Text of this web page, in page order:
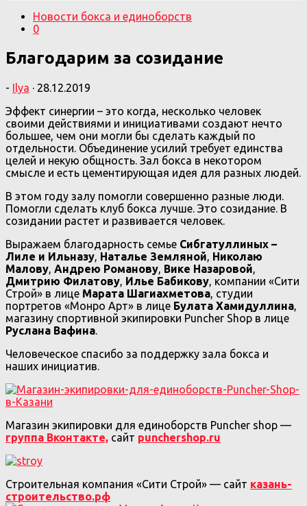
Новости бокса и единоборств
0
Благодарим за созидание
- Ilya · 28.12.2019
Эффект синергии – это когда, несколько человек
своими действиями и инициативами создают нечто
большее, чем они могли бы сделать каждый по
отдельности. Объединение усилий требует единства
целей и некую общность. Зал бокса в некотором
смысле и есть цементирующая идея для разных людей.
В этом году залу помогли совершенно разные люди.
Помогли сделать клуб бокса лучше. Это созидание. В
созидании растет и развивается человек.
Выражаем благодарность семье Сибгатуллиных –
Лиле и Ильназу, Наталье Земляной, Николаю
Малову, Андрею Романову, Вике Назаровой,
Дмитрию Филатову, Илье Бабикову, компании «Сити
Строй» в лице Марата Шагиахметова, студии
портретов «Монро Арт» в лице Булата Хамидуллина,
магазину спортивной экипировки Puncher Shop в лице
Руслана Вафина.
Человеческое спасибо за поддержку зала бокса и
наших инициатив.
Магазин экипировки для единоборств Puncher shop —
группа Вконтакте, сайт punchershop.ru
Строительная компания «Сити Строй» — сайт казань-
строительство.рф